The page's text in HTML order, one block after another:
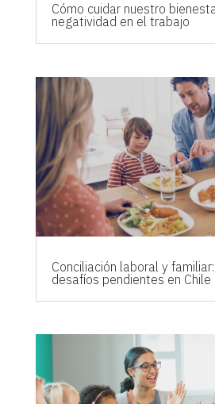
Cómo cuidar nuestro
negatividad en el trabajo
Conciliación laboral y
desafíos pendientes en Chile